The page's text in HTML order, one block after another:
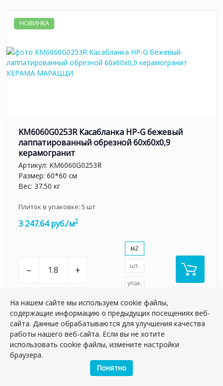
НОВИНКА
KM6060G0253R Касабланка HP-G бежевый
лаппатированный обрезной 60x60x0,9
керамогранит
Артикул: KM6060G0253R
Размер: 60*60 см
Вес: 37.50 кг
Плиток в упаковке: 5 шт
3 247.64 руб./м2
– +
м2
шт.
упак.
НОВИНКА
На нашем сайте мы используем cookie файлы,
содержащие информацию о предыдущих посещениях веб-
сайта. Данные обрабатываются для улучшения качества
работы нашего веб-сайта. Если вы не хотите
использовать cookie файлы, измените настройки
браузера.
Понятно